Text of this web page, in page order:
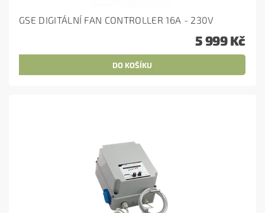
GSE DIGITÁLNÍ FAN CONTROLLER 16A - 230V
5 999 Kč